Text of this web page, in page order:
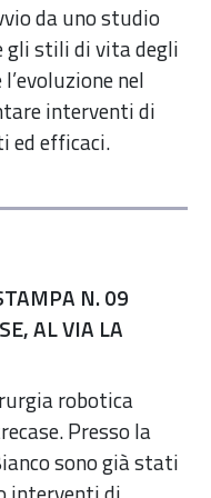
da uno studio
stili di vita degli
nel
interventi di
ed efficaci.
N. 09
AL VIA LA
robotica
Presso la
sono già stati